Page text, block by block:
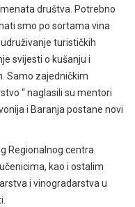
društva. Potrebno
smo po sortama vina
turističkih
svijesti o kušanju i
Samo zajedničkim
“ naglasili su mentori
i Baranja postane novi
Regionalnog centra
kao i ostalim
i vinogradarstva u